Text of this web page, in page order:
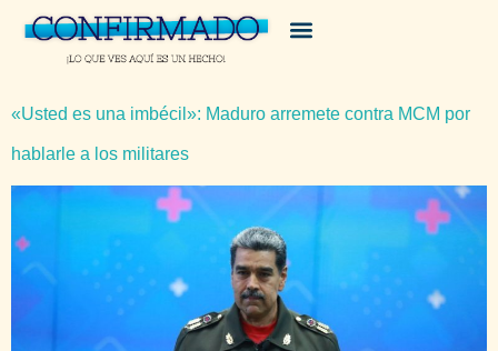
«Usted es una imbécil»: Maduro arremete contra MCM por
hablarle a los militares